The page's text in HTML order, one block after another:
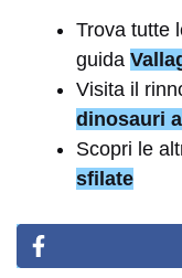
Trova tutte
guida
Visita il
dinosauri
Scopri le
sfilate